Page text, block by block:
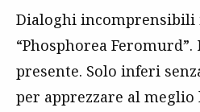
Dialoghi
“Phosphorea Feromurd”.
presente. Solo inferi
per apprezzare al